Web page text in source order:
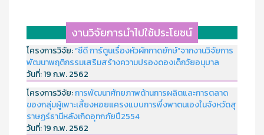
งานวิจัยการนำไปใช้ประโยชน์
โครงการวิจัย:“ซีดี การ์ตูนเรื่องหัวผักกาดยักษ์”จากงานวิจัยการ
พัฒนาพฤติกรรมเสริมสร้างความปรองดองเด็กวัยอนุบาล
วันที่:19 ก.พ. 2562
โครงการวิจัย:การพัฒนาศักยภาพด้านการผลิตและการตลาด
ของกลุ่มผู้เพาะเลี้ยงหอยแครงแบบการพึ่งพาตนเองในจังหวัดสุ
ราษฏร์ธานีหลังเกิดอุทกภัยปี2554
วันที่:19 ก.พ. 2562